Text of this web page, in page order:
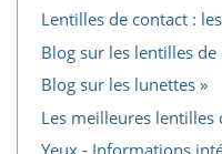
Lentilles de contact :
Blog sur les lentilles de
Blog sur les lunettes
Les meilleures lentilles